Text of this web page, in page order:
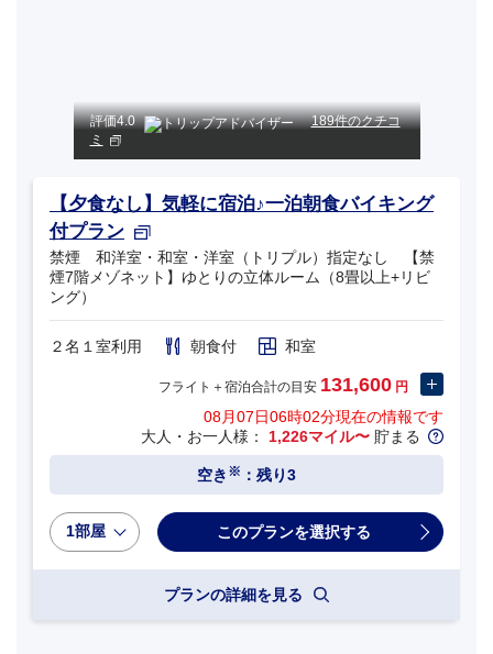
評価4.0
189件のクチコ
ミ
【夕食なし】気軽に宿泊♪一泊朝食バイキング
付プラン
禁煙 和洋室・和室・洋室（トリプル）指定なし 【禁
煙7階メゾネット】ゆとりの立体ルーム（8畳以上+リビ
ング）
２名１室利用 朝食付 和室
フライト＋宿泊合計の目安 131,600 円
08月07日06時02分現在の情報です
大人・お一人様： 1,226マイル〜 貯まる
空き ※ ：残り3
1部屋
プランの詳細を見る